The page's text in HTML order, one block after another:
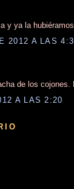
y ya la
2012 A LAS
de los
A LAS 2:20